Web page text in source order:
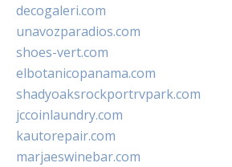
decogaleri.com
unavozparadios.com
shoes-vert.com
elbotanicopanama.com
shadyoaksrockportrvpark.com
jccoinlaundry.com
kautorepair.com
marjaeswinebar.com